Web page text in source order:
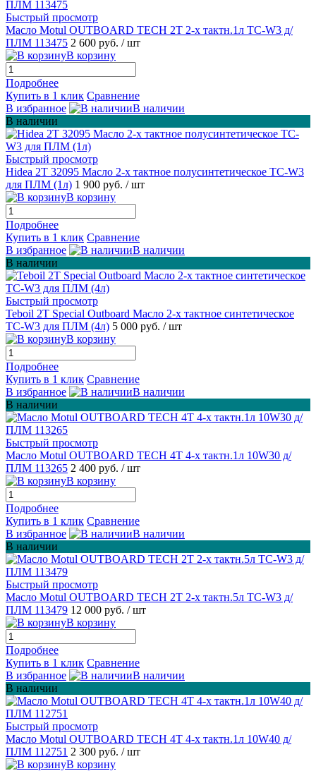
Быстрый просмотр
Масло Motul OUTBOARD TECH 2T 2-х тактн.1л TC-W3 д/
ПЛМ 113475 2 600 руб. / шт
В корзину
Подробнее
Купить в 1 клик Сравнение
В избранное
В наличии
В наличии
Быстрый просмотр
Hidea 2T 32095 Масло 2-х тактное полусинтетическое TC-W3
для ПЛМ (1л) 1 900 руб. / шт
В корзину
Подробнее
Купить в 1 клик Сравнение
В избранное
В наличии
В наличии
Быстрый просмотр
Teboil 2T Special Outboard Масло 2-х тактное синтетическое
TC-W3 для ПЛМ (4л) 5 000 руб. / шт
В корзину
Подробнее
Купить в 1 клик Сравнение
В избранное
В наличии
В наличии
Быстрый просмотр
Масло Motul OUTBOARD TECH 4T 4-х тактн.1л 10W30 д/
ПЛМ 113265 2 400 руб. / шт
В корзину
Подробнее
Купить в 1 клик Сравнение
В избранное
В наличии
В наличии
Быстрый просмотр
Масло Motul OUTBOARD TECH 2T 2-х тактн.5л TC-W3 д/
ПЛМ 113479 12 000 руб. / шт
В корзину
Подробнее
Купить в 1 клик Сравнение
В избранное
В наличии
В наличии
Быстрый просмотр
Масло Motul OUTBOARD TECH 4T 4-х тактн.1л 10W40 д/
ПЛМ 112751 2 300 руб. / шт
В корзину